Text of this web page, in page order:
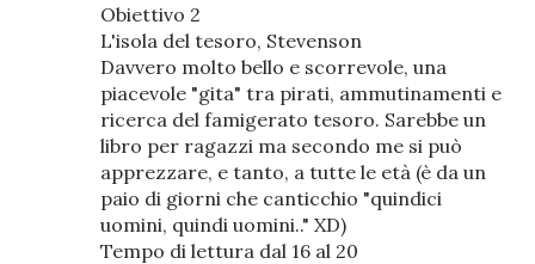
Obiettivo 2
L'isola del tesoro, Stevenson
Davvero molto bello e scorrevole, una
piacevole "gita" tra pirati, ammutinamenti e
ricerca del famigerato tesoro. Sarebbe un
libro per ragazzi ma secondo me si può
apprezzare, e tanto, a tutte le età (è da un
paio di giorni che canticchio "quindici
uomini, quindi uomini.." XD)
Tempo di lettura dal 16 al 20